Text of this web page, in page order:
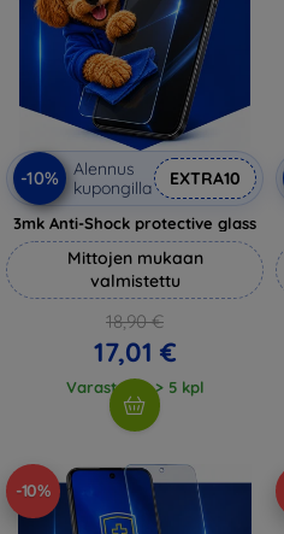
-10%
Alennus
kupongilla
EXTRA10
3mk Anti-Shock protective glass
Mittojen mukaan
valmistettu
18,90 €
17,01 €
Varastossa > 5 kpl
-10%